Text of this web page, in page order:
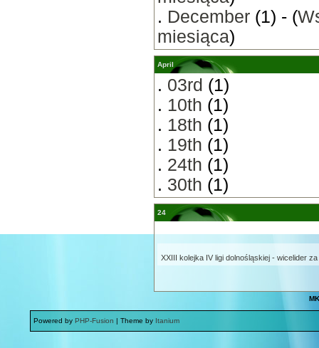
. December (1) - (
miesiąca)
April
. 03rd (1)
. 10th (1)
. 18th (1)
. 19th (1)
. 24th (1)
. 30th (1)
24
XXIII kolejka IV ligi dolnośląskiej - wicelider
Powered by PHP-Fusion | Theme by Itanium